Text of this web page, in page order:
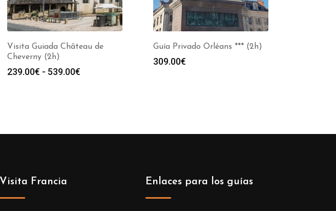
Visita Guiada Château de
Cheverny (2h)
239.00€ - 539.00€
Guía Privado Orléans *** (2h)
309.00€
Visita Francia Enlaces para los guías